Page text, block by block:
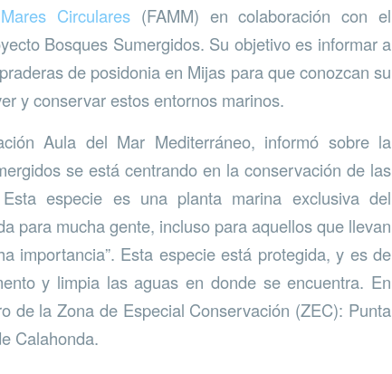
Circulares (FAMM) en colaboración con el
Bosques Sumergidos. Su objetivo es informar a
de posidonia en Mijas para que conozcan su
y conservar estos entornos marinos.
Aula del Mar Mediterráneo, informó sobre la
se está centrando en la conservación de las
especie es una planta marina exclusiva del
para mucha gente, incluso para aquellos que llevan
importancia”. Esta especie está protegida, y es de
y limpia las aguas en donde se encuentra. En
de la Zona de Especial Conservación (ZEC): Punta
Calahonda.